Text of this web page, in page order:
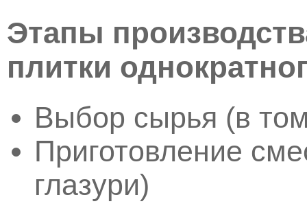
Этапы
плитки
Выбор сырья (в
Приготовление
глазури)